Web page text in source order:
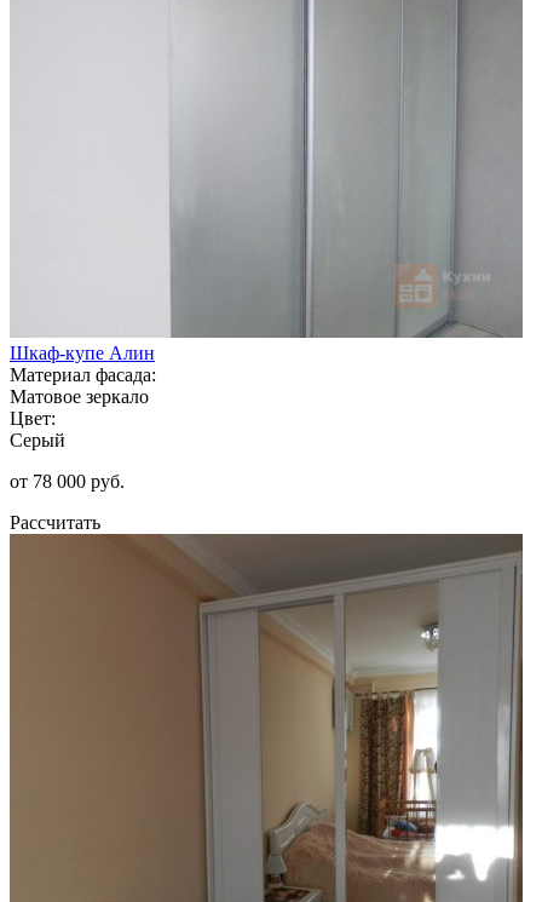
Шкаф-купе Алин
Материал фасада:
Матовое зеркало
Цвет:
Серый
от 78 000 руб.
Рассчитать